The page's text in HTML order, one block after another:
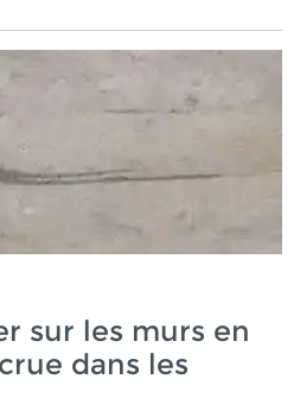
sur les murs en
dans les